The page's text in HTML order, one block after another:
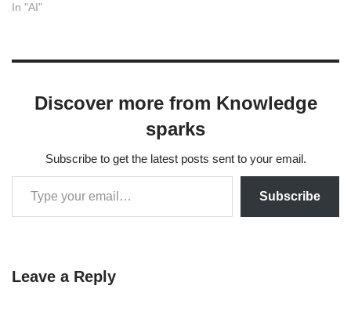
vực xử lý ngôn ngữ tự
In "AI"
Discover more from Knowledge
sparks
Subscribe to get the latest posts sent to your email.
Subscribe
Leave a Reply